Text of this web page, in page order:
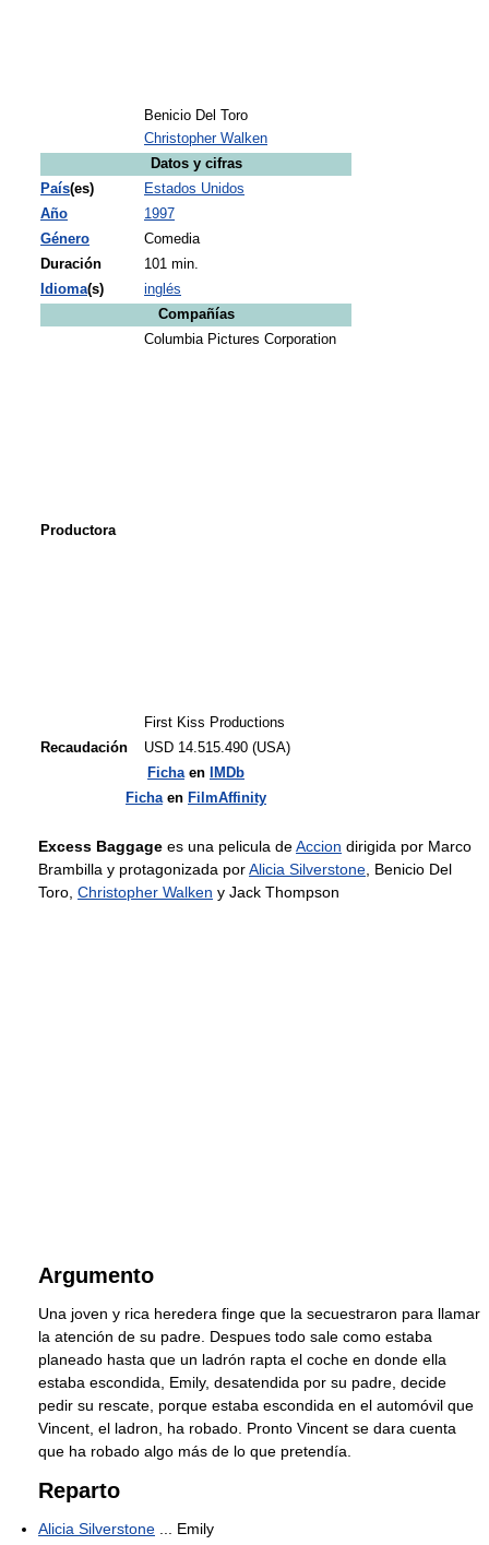
Benicio Del Toro
Christopher Walken
Datos y cifras
País(es)
Estados Unidos
Año
1997
Género
Comedia
Duración
101 min.
Idioma(s)
inglés
Compañías
Productora
Columbia Pictures Corporation
First Kiss Productions
Recaudación
USD 14.515.490 (USA)
Fichaen
IMDb
Fichaen FilmAffinity
Excess Baggage es una pelicula deAccion dirigida por Marco
Brambilla y protagonizada porAlicia Silverstone , Benicio Del
Toro, Christopher Walken y Jack Thompson
Argumento
Una joven y rica heredera finge que la secuestraron para llamar
la atención de su padre. Despues todo sale como estaba
planeado hasta que un ladrón rapta el coche en donde ella
estaba escondida, Emily, desatendida por su padre, decide
pedir su rescate, porque estaba escondida en el automóvil que
Vincent, el ladron, ha robado. Pronto Vincent se dara cuenta
que ha robado algo más de lo que pretendía.
Reparto
Alicia Silverstone ... Emily